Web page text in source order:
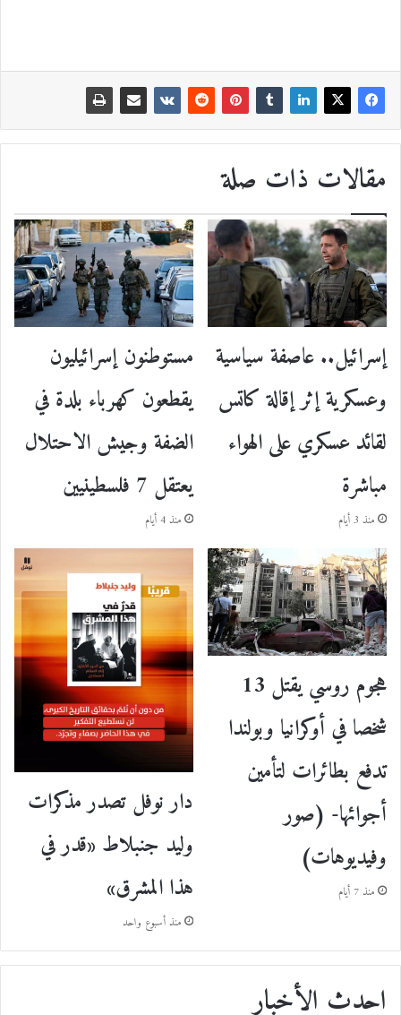
مقالات ذات صلة
إسرائيل.. عاصفة سياسية
وعسكرية إثر إقالة كاتس
لقائد عسكري على الهواء
مباشرة
منذ 3 أيام
مستوطنون إسرائيليون
يقطعون كهرباء بلدة في
الضفة وجيش الاحتلال
يعتقل 7 فلسطينيين
منذ 4 أيام
هجوم روسي يقتل 13
شخصا في أوكرانيا وبولندا
تدفع بطائرات لتأمين
أجوائها- (صور
وفيديوهات)
منذ 7 أيام
دار نوفل تصدر مذكرات
وليد جنبلاط «قدر في
هذا المشرق»
منذ أسبوع واحد
احدث الأخبار